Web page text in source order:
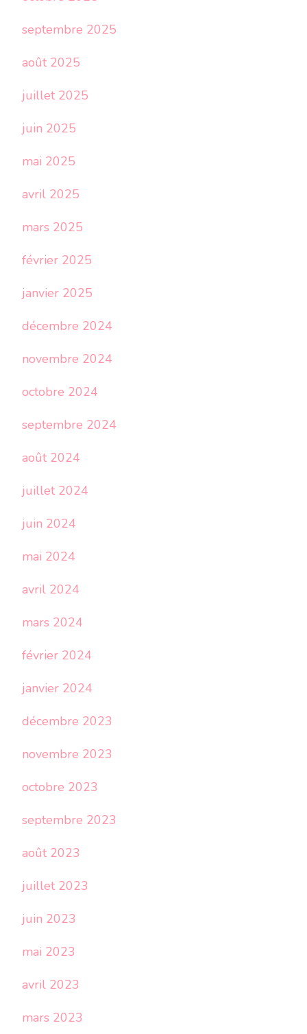
septembre 2025
août 2025
juillet 2025
juin 2025
mai 2025
avril 2025
mars 2025
février 2025
janvier 2025
décembre 2024
novembre 2024
octobre 2024
septembre 2024
août 2024
juillet 2024
juin 2024
mai 2024
avril 2024
mars 2024
février 2024
janvier 2024
décembre 2023
novembre 2023
octobre 2023
septembre 2023
août 2023
juillet 2023
juin 2023
mai 2023
avril 2023
mars 2023